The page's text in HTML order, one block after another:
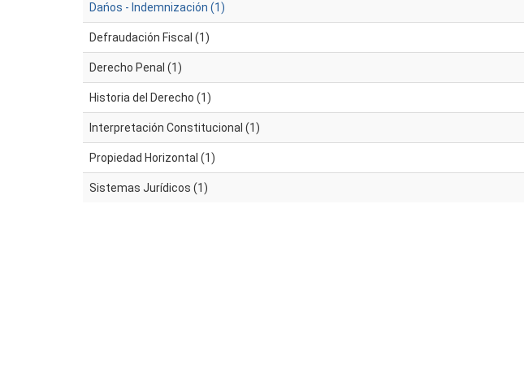
Dańos - Indemnización (1)
Defraudación Fiscal (1)
Derecho Penal (1)
Historia del Derecho (1)
Interpretación Constitucional (1)
Propiedad Horizontal (1)
Sistemas Jurídicos (1)